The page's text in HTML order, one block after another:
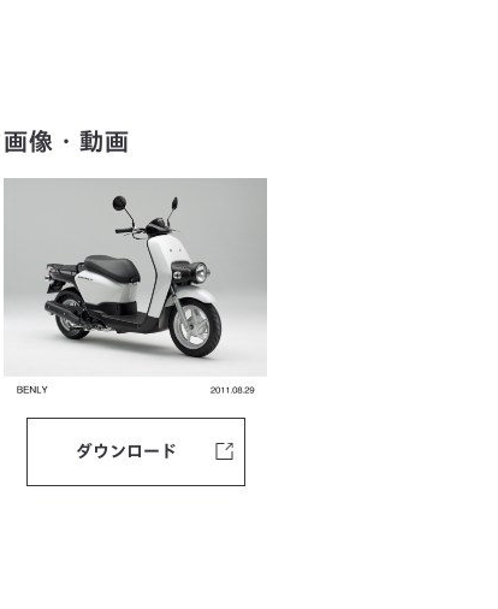
画像・動画
ダウンロード